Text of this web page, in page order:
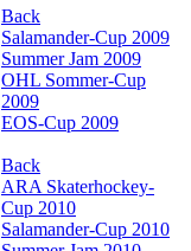
Back
Salamander-Cup 2009
Summer Jam 2009
OHL Sommer-Cup
2009
EOS-Cup 2009
Back
ARA Skaterhockey-
Cup 2010
Salamander-Cup 2010